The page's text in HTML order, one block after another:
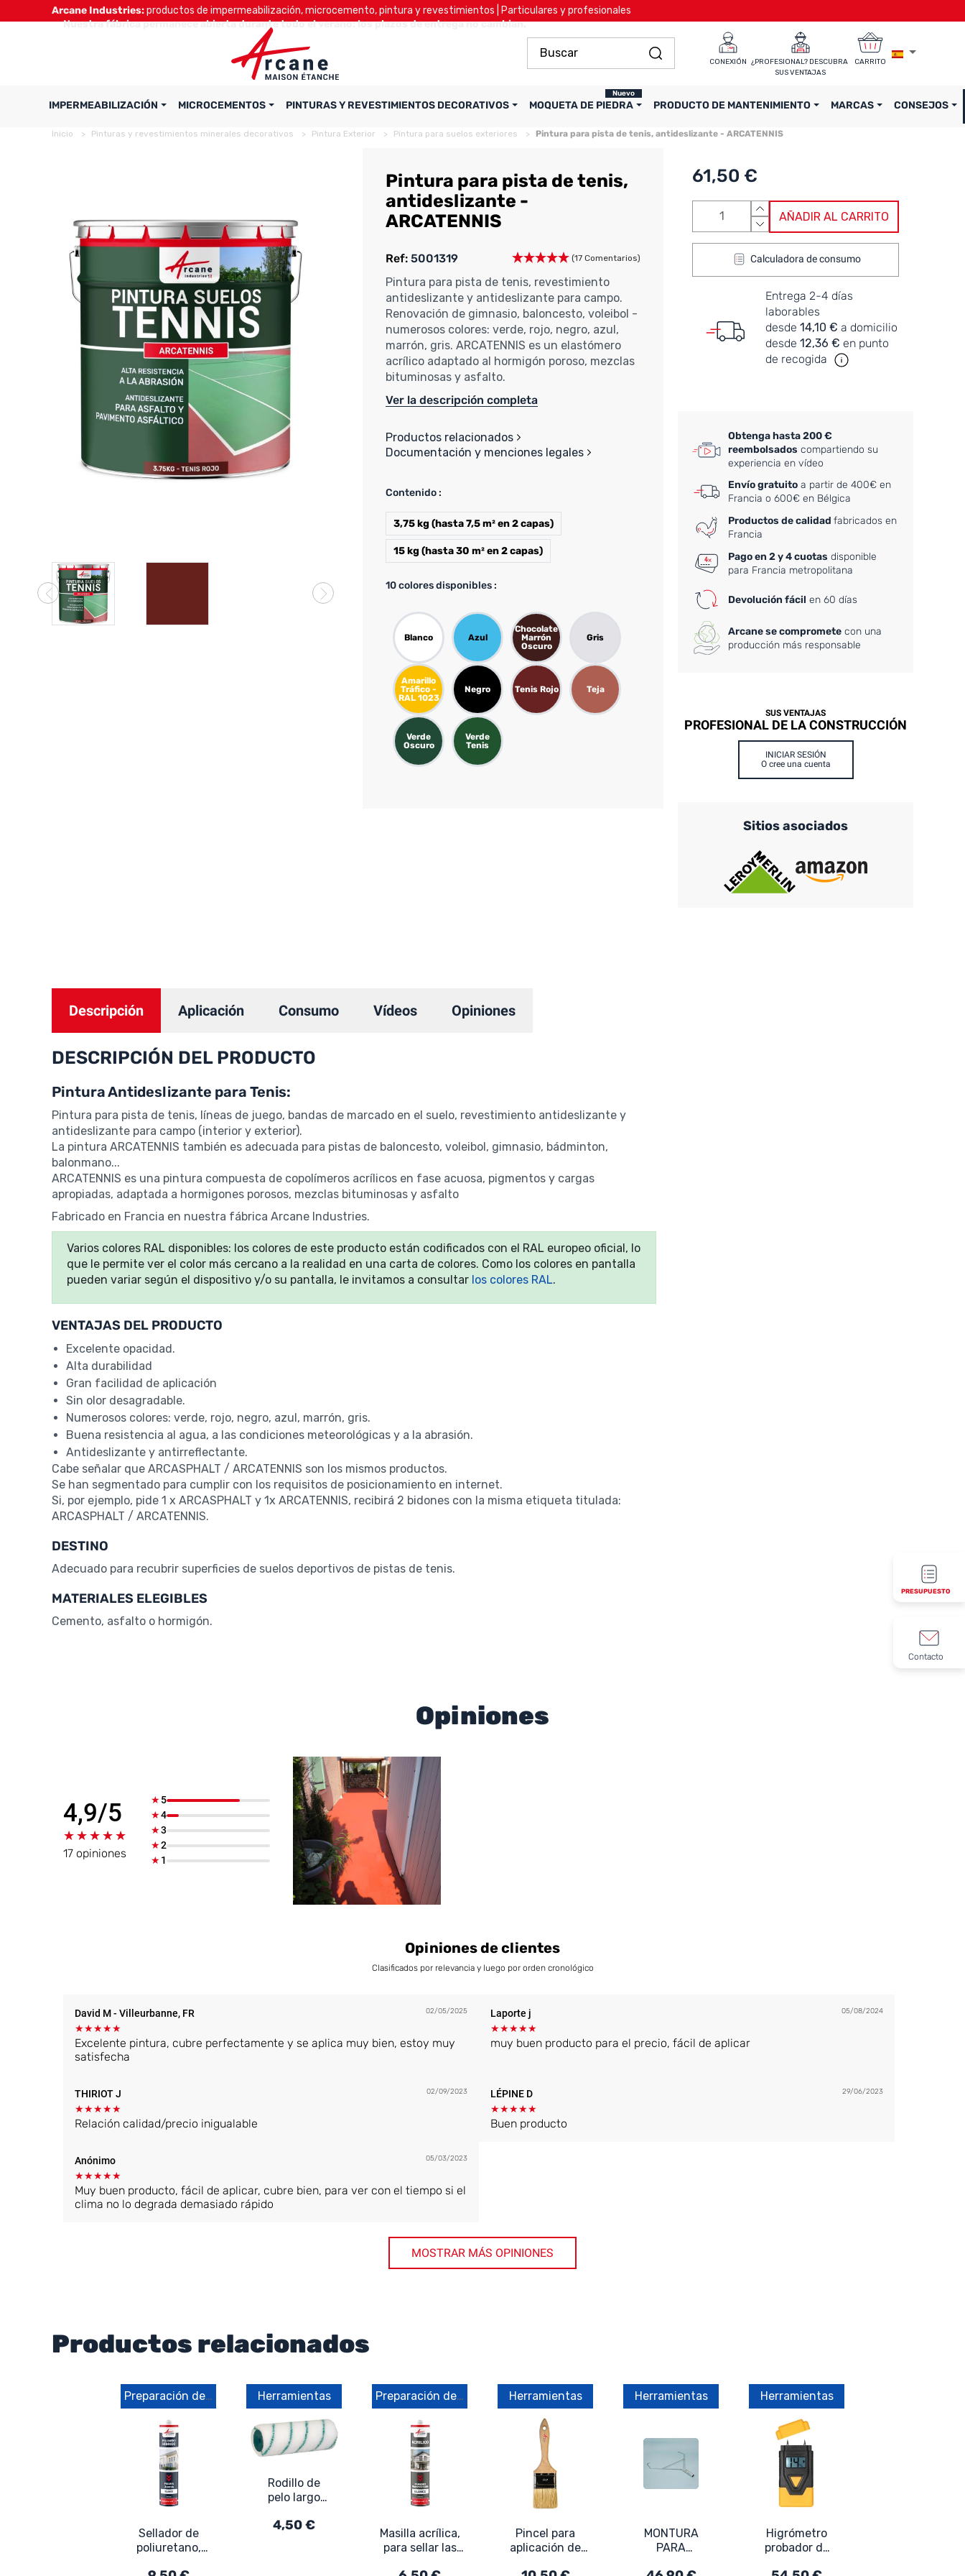
Arcane Industries:productos de impermeabilización, microcemento, pintura y revestimientos | Particulares y profesionales
Nuestra fábrica permanece abierta durante todo el verano: los plazos de entrega no cambian.
CONEXIÓN
¿PROFESIONAL? DESCUBRA
SUS VENTAJAS
CARRITO
IMPERMEABILIZACIÓN MICROCEMENTOS PINTURAS Y REVESTIMIENTOS DECORATIVOS MOQUETA DE PIEDRA
Nuevo
PRODUCTO DE MANTENIMIENTO MARCAS CONSEJOS
Inicio Pinturas y revestimientos minerales decorativos Pintura Exterior Pintura para suelos exteriores Pintura para pista de tenis, antideslizante - ARCATENNIS
Pintura para pista de tenis,
antideslizante -
ARCATENNIS
Ref: 5001319 (17 Comentarios)
Pintura para pista de tenis, revestimiento
antideslizante y antideslizante para campo.
Renovación de gimnasio, baloncesto, voleibol -
numerosos colores: verde, rojo, negro, azul,
marrón, gris. ARCATENNIS es un elastómero
acrílico adaptado al hormigón poroso, mezclas
bituminosas y asfalto.
Ver la descripción completa
Productos relacionados
Documentación y menciones legales
Contenido :
3,75 kg (hasta 7,5 m² en 2 capas)
15 kg (hasta 30 m² en 2 capas)
10colores disponibles :
Blanco Azul
Chocolate
Marrón
Oscuro
Gris
Amarillo
Tráfico -
RAL 1023
Negro Tenis Rojo Teja
Verde
Oscuro
Verde
Tenis
61,50 €
AÑADIR AL CARRITO
Calculadora de consumo
Entrega 2-4 días
laborables
desde14,10 € a domicilio
desde12,36 € en punto
de recogida
Obtenga hasta 200 €
reembolsados compartiendo su
experiencia en vídeo
Envío gratuito a partir de 400€ en
Francia o 600€ en Bélgica
Productos de calidadfabricados en
Francia
Pago en 2 y 4 cuotas disponible
para Francia metropolitana
Devolución fácil en 60 días
Arcane se compromete con una
producción más responsable
SUS VENTAJAS
PROFESIONAL DE LA CONSTRUCCIÓN
INICIAR SESIÓN
O cree una cuenta
Sitios asociados
Descripción Aplicación Consumo Vídeos Opiniones
DESCRIPCIÓN DEL PRODUCTO
Pintura Antideslizante para Tenis:
Pintura para pista de tenis, líneas de juego, bandas de marcado en el suelo, revestimiento antideslizante y
antideslizante para campo (interior y exterior).
La pintura ARCATENNIS también es adecuada para pistas de baloncesto, voleibol, gimnasio, bádminton,
balonmano...
ARCATENNIS es una pintura compuesta de copolímeros acrílicos en fase acuosa, pigmentos y cargas
apropiadas, adaptada a hormigones porosos, mezclas bituminosas y asfalto
Fabricado en Francia en nuestra fábrica Arcane Industries.
Varios colores RAL disponibles: los colores de este producto están codificados con el RAL europeo oficial, lo
que le permite ver el color más cercano a la realidad en una carta de colores. Como los colores en pantalla
pueden variar según el dispositivo y/o su pantalla, le invitamos a consultar los colores RAL.
VENTAJAS DEL PRODUCTO
Excelente opacidad.
Alta durabilidad
Gran facilidad de aplicación
Sin olor desagradable.
Numerosos colores: verde, rojo, negro, azul, marrón, gris.
Buena resistencia al agua, a las condiciones meteorológicas y a la abrasión.
Antideslizante y antirreflectante.
Cabe señalar que ARCASPHALT / ARCATENNIS son los mismos productos.
Se han segmentado para cumplir con los requisitos de posicionamiento en internet.
Si, por ejemplo, pide 1 x ARCASPHALT y 1x ARCATENNIS, recibirá 2 bidones con la misma etiqueta titulada:
ARCASPHALT / ARCATENNIS.
DESTINO
Adecuado para recubrir superficies de suelos deportivos de pistas de tenis.
MATERIALES ELEGIBLES
Cemento, asfalto o hormigón.
Opiniones
4,9/5
★★★★★
★★★★★
17 opiniones
★5
★4
★3
★2
★1
Opiniones de clientes
Clasificados por relevancia y luego por orden cronológico
David M- Villeurbanne, FR 02/05/2025
★★★★★
Excelente pintura, cubre perfectamente y se aplica muy bien, estoy muy
satisfecha
Laporte j 05/08/2024
★★★★★
muy buen producto para el precio, fácil de aplicar
THIRIOT J 02/09/2023
★★★★★
Relación calidad/precio inigualable
LÉPINE D 29/06/2023
★★★★★
Buen producto
Anónimo 05/03/2023
★★★★★
Muy buen producto, fácil de aplicar, cubre bien, para ver con el tiempo si el
clima no lo degrada demasiado rápido
MOSTRAR MÁS OPINIONES
Productos relacionados
Preparación del soporte
Sellador de
poliuretano,
Herramientas
Rodillo de
pelo largo
para
4,50 €
Preparación del soporte
Masilla acrílica,
para sellar las
Herramientas
Pincel para
aplicación de
Herramientas
MONTURA
PARA
Herramientas
Higrómetro
probador de
PRESUPUESTO
Contacto